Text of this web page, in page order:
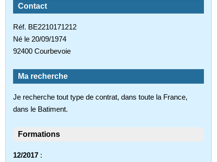
Contact
Réf. BE2210171212
Né le 20/09/1974
92400 Courbevoie
Ma recherche
Je recherche tout type de contrat, dans toute la France,
dans le Batiment.
Formations
12/2017 :